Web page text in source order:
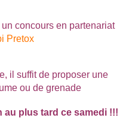
concours en partenariat
Pretox
il suffit de proposer une
ou de grenade
plus tard ce samedi !!!